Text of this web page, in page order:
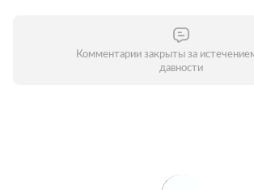
Комментарии закрыты за
давности